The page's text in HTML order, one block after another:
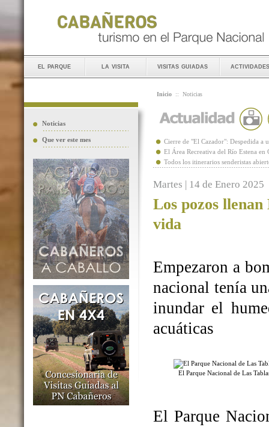
el parque la visita visitas guiadas actividades
Noticias
Que ver este mes
Inicio :: Noticias
Cierre de "El Cazador": Despedida a
El Área Recreativa del Río Estena
Todos los itinerarios senderistas
Martes | 14 de Enero 2025
Los pozos
vida
Empezaron a
nacional tenía
inundar el
acuáticas
El Parque Nacional de Las
El Parque